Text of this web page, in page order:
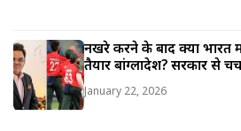
नखरे करने के बाद क्या
तैयार बांग्लादेश? सरकार से
January 22, 2026